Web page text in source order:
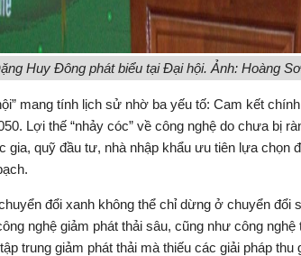
Huy Đông phát biểu tại Đại hội. Ảnh: Hoàng
mang tính lịch sử nhờ ba yếu tố: Cam kết
Lợi thế “nhảy cóc” về công nghệ do chưa bị
quỹ đầu tư, nhà nhập khẩu ưu tiên lựa chọn
đổi xanh không thể chỉ dừng ở chuyển đổi
nghệ giảm phát thải sâu, cũng như công nghệ
trung giảm phát thải mà thiếu các giải pháp thu